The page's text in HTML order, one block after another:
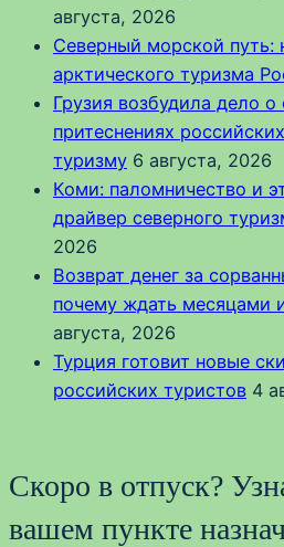
августа, 2026
Северный морской путь:
арктического туризма
Грузия возбудила дело о
притеснениях
туризму 6 августа, 2026
Коми: паломничество и
драйвер северного
2026
Возврат денег за
почему ждать месяцами
августа, 2026
Турция готовит новые
российских туристов 4
Скоро в отпуск?
вашем пункте